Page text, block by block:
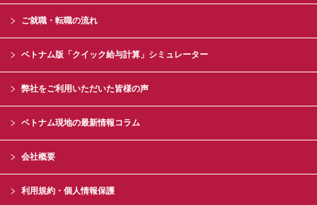
ご就職・転職の流れ
ベトナム版「クイック給与計算」シミュレーター
弊社をご利用いただいた皆様の声
ベトナム現地の最新情報コラム
会社概要
利用規約・個人情報保護